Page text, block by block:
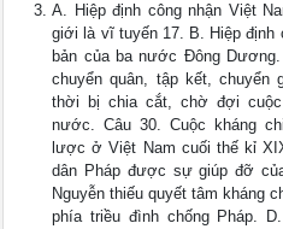
A. Hiệp định công nhận Việt
giới là vĩ tuyến 17. B. Hiệp định
bản của ba nước Đông
chuyển quân, tập kết,
thời bị chia cắt, chờ đợi
nước. Câu 30. Cuộc kháng
lược ở Việt Nam cuối thế kỉ
dân Pháp được sự giúp đỡ
Nguyễn thiếu quyết tâm kháng
phía triều đình chống Pháp.